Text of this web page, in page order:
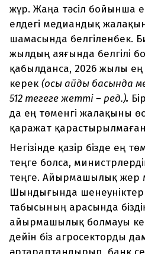
жүр. Жаңа тәсіл бойынша
елдегі медиандық
шамасында белгіленбек.
жылдың аяғында белгілі
қабылданса, 2026 жылы ең
керек (осы айдың басында
512 теңгеге жетті – ред.).
да ең төменгі жалақыны
қаражат
Негізінде қазір бізде ең
теңге болса,
теңге. Айырмашылық жер
Шындығында
табысының арасында
айырмашылық болмауы
дейін біз агросекторды